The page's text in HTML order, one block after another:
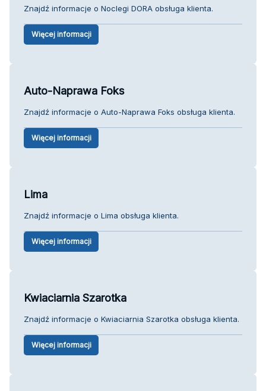
Znajdź informacje o Noclegi DORA obsługa klienta.
Więcej informacji
Auto-Naprawa Foks
Znajdź informacje o Auto-Naprawa Foks obsługa klienta.
Więcej informacji
Lima
Znajdź informacje o Lima obsługa klienta.
Więcej informacji
Kwiaciarnia Szarotka
Znajdź informacje o Kwiaciarnia Szarotka obsługa klienta.
Więcej informacji